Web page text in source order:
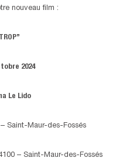
nouveau film :
”
2024
Le Lido
Saint-Maur-des-Fossés
– Saint-Maur-des-Fossés